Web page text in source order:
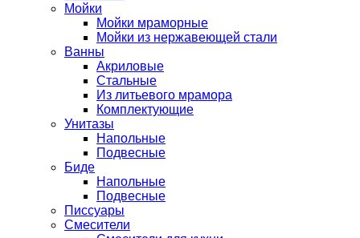
Мойки
Мойки мраморные
Мойки из нержавеющей стали
Ванны
Акриловые
Стальные
Из литьевого мрамора
Комплектующие
Унитазы
Напольные
Подвесные
Биде
Напольные
Подвесные
Писсуары
Смесители